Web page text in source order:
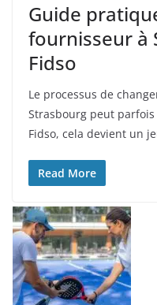
Guide
fournisseur à
Fidso
Le processus de
Strasbourg peut
Fidso, cela devient un
Read More